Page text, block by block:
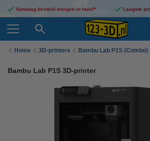
Vandaag besteld morgen in huis!* Laagste
Home 3D-printers Bambu Lab P1S (Combo)
Bambu Lab P1S 3D-printer